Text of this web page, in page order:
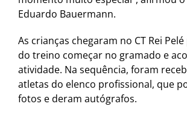
Eduardo Bauermann.
As crianças chegaram no CT Rei
do treino começar no gramado e
atividade. Na sequência, foram
atletas do elenco profissional, que
fotos e deram autógrafos.